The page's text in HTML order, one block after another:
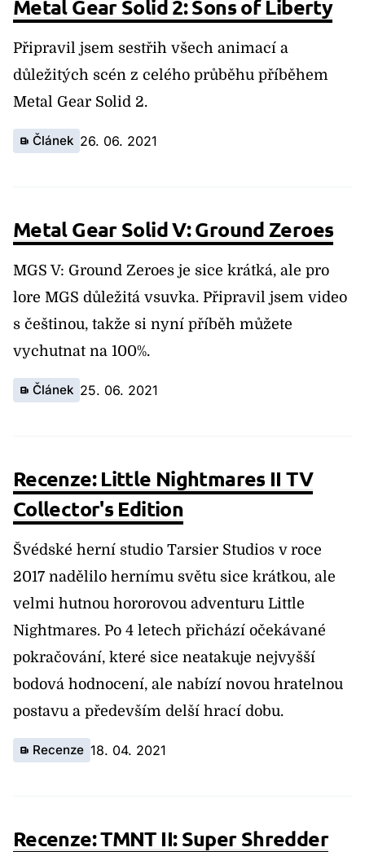
Metal Gear Solid 2: Sons of Liberty
Připravil jsem sestřih všech animací a
důležitých scén z celého průběhu příběhem
Metal Gear Solid 2.
Článek 26. 06. 2021
Metal Gear Solid V: Ground Zeroes
MGS V: Ground Zeroes je sice krátká, ale pro
lore MGS důležitá vsuvka. Připravil jsem video
s češtinou, takže si nyní příběh můžete
vychutnat na 100%.
Článek 25. 06. 2021
Recenze: Little Nightmares II TV
Collector's Edition
Švédské herní studio Tarsier Studios v roce
2017 nadělilo hernímu světu sice krátkou, ale
velmi hutnou hororovou adventuru Little
Nightmares. Po 4 letech přichází očekávané
pokračování, které sice neatakuje nejvyšší
bodová hodnocení, ale nabízí novou hratelnou
postavu a především delší hrací dobu.
Recenze 18. 04. 2021
Recenze: TMNT II: Super Shredder